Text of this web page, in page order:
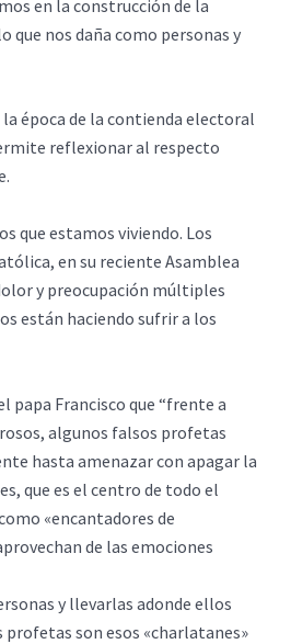
en la construcción de la
que nos daña como personas y
época de la contienda electoral
reflexionar al respecto
que estamos viviendo. Los
en su reciente Asamblea
y preocupación múltiples
están haciendo sufrir a los
papa Francisco que “frente a
algunos falsos profetas
hasta amenazar con apagar la
que es el centro de todo el
«encantadores de
de las emociones
y llevarlas adonde ellos
son esos «charlatanes»